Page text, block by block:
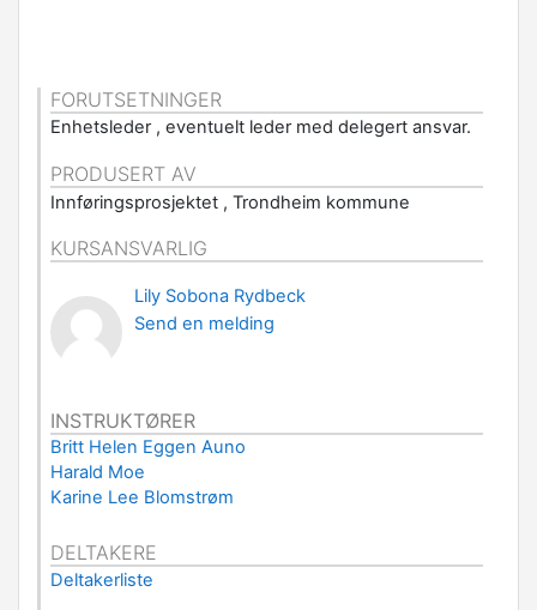
FORUTSETNINGER
Enhetsleder , eventuelt leder med delegert ansvar.
PRODUSERT AV
Innføringsprosjektet , Trondheim kommune
KURSANSVARLIG
Lily Sobona Rydbeck
Send en melding
INSTRUKTØRER
Britt Helen Eggen Auno
Harald Moe
Karine Lee Blomstrøm
DELTAKERE
Deltakerliste